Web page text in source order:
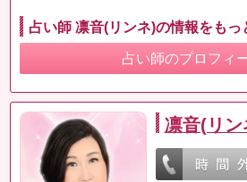
占い師 凛音(リンネ)の情報をもっ
占い師のプロフィ
凛音(リン